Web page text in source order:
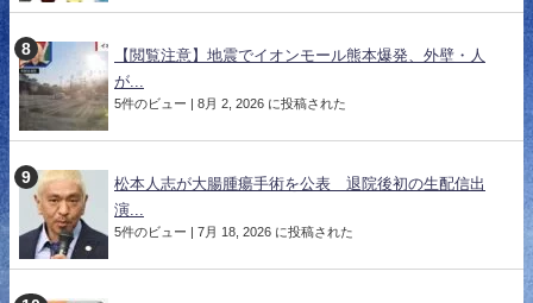
【閲覧注意】地震でイオンモール熊本爆発、外壁・人
が...
5件のビュー 8月 2, 2026 に投稿された
松本人志が大腸腫瘍手術を公表 退院後初の生配信出
演...
5件のビュー 7月 18, 2026 に投稿された